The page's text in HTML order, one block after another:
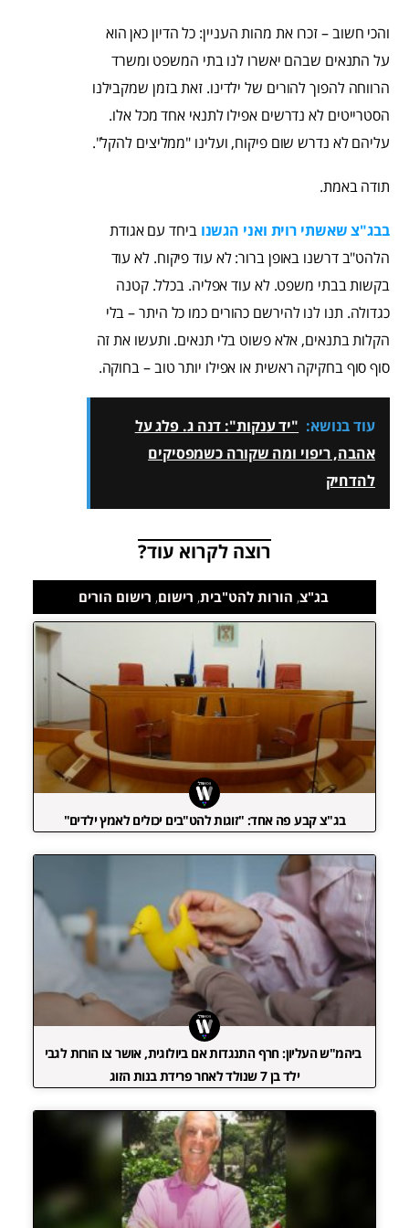
והכי חשוב – זכרו את מהות העניין: כל הדיון כאן הוא
על התנאים שבהם יאשרו לנו בתי המשפט ומשרד
הרווחה להפוך להורים של ילדינו. זאת בזמן שמקבילנו
הסטרייטים לא נדרשים אפילו לתנאי אחד מכל אלו.
עליהם לא נדרש שום פיקוח, ועלינו "ממליצים להקל".
תודה באמת.
בבג"צ שאשתי רוית ואני הגשנו ביחד עם אגודת
הלהט"ב דרשנו באופן ברור: לא עוד פיקוח. לא עוד
בקשות בבתי משפט. לא עוד אפליה. בכלל. קטנה
כגדולה. תנו לנו להירשם כהורים כמו כל היתר – בלי
הקלות בתנאים, אלא פשוט בלי תנאים. ותעשו את זה
סוף סוף בחקיקה ראשית או אפילו יותר טוב – בחוקה.
עוד בנושא: "יד ענקות": דנה ג. פלג על
אהבה, ריפוי ומה שקורה כשמפסיקים
להדחיק
רוצה לקרוא עוד?
בג"צ, הורות להט"בית, רישום, רישום הורים
בג"צ קבע פה אחד: "זוגות להט"בים יכולים לאמץ ילדים"
ביהמ"ש העליון: חרף התנגדות אם ביולוגית, אושר צו הורות לגבי
ילד בן 7 שנולד לאחר פרידת בנות הזוג